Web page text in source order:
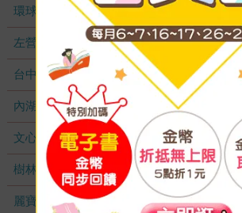
環球店 無庫存
左營店 無庫存
台中秀泰店 無庫存
內湖大潤發 無庫存
文心店 無庫存
樹林店 無庫存
麗寶店 無庫存